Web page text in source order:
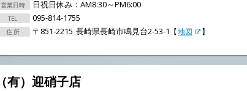
日祝日休み：AM8:30～PM6:00
095-814-1755
〒851-2215 長崎県長崎市鳴見台2-53-1 【地図 】
（有）迎硝子店